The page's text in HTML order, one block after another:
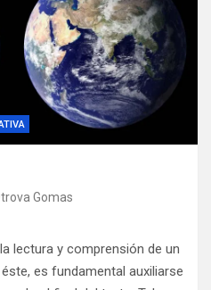
Gomas
lectura y comprensión de un
es fundamental auxiliarse